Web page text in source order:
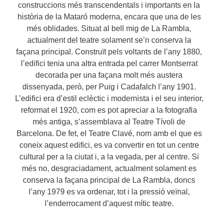
construccions més transcendentals i importants en la
història de la Mataró moderna, encara que una de les
més oblidades. Situat al bell mig de La Rambla,
actualment del teatre solament se’n conserva la
façana principal. Construït pels voltants de l’any 1880,
l’edifici tenia una altra entrada pel carrer Montserrat
decorada per una façana molt més austera
dissenyada, però, per Puig i Cadafalch l’any 1901.
L’edifici era d’estil eclèctic i modernista i el seu interior,
reformat el 1920, com es pot apreciar a la fotografia
més antiga, s’assemblava al Teatre Tívoli de
Barcelona. De fet, el Teatre Clavé, nom amb el que es
coneix aquest edifici, es va convertir en tot un centre
cultural per a la ciutat i, a la vegada, per al centre. Si
més no, desgraciadament, actualment solament es
conserva la façana principal de La Rambla, doncs
l’any 1979 es va ordenar, tot i la pressió veïnal,
l’enderrocament d’aquest mític teatre.